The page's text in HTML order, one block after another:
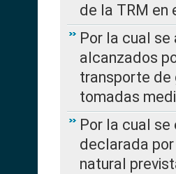
de la TRM en
Por la cual
alcanzados
transporte de
tomadas
Por la cual
declarada
natural